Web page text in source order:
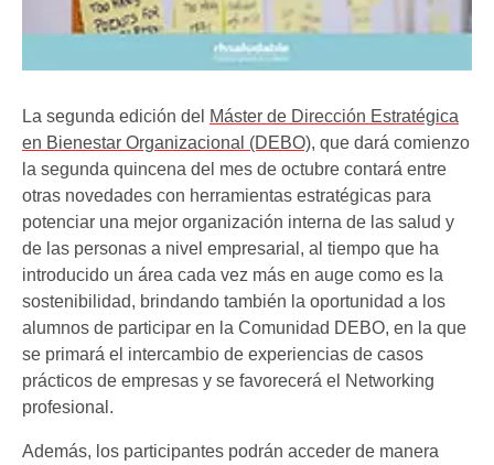
La segunda edición del Máster de Dirección Estratégica
en Bienestar Organizacional (DEBO), que dará comienzo
la segunda quincena del mes de octubre contará entre
otras novedades con herramientas estratégicas para
potenciar una mejor organización interna de las salud y
de las personas a nivel empresarial, al tiempo que ha
introducido un área cada vez más en auge como es la
sostenibilidad, brindando también la oportunidad a los
alumnos de participar en la Comunidad DEBO, en la que
se primará el intercambio de experiencias de casos
prácticos de empresas y se favorecerá el Networking
profesional.
Además, los participantes podrán acceder de manera